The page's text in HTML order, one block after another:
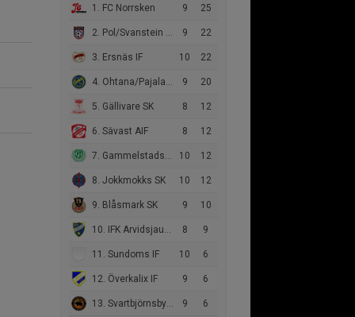
1. FC Norrsken 9 25
2. Pol/Svanstein FF 9 22
3. Ersnäs IF 10 22
4. Ohtana/Pajala FF 9 20
5. Gällivare SK 8 12
6. Sävast AIF 8 12
7. Gammelstads IF 10 12
8. Jokkmokks SK 10 12
9. Blåsmark SK 9 10
10. IFK Arvidsjaur FK 8 9
11. Sundoms IF 10 6
12. Överkalix IF 9 6
13. Svartbjörnsbyns IF 9 6